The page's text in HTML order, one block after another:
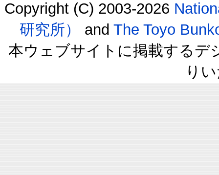
Copyright (C) 2003-2026
研究所）
and The Toyo
本ウェブサイトに掲載するデ
り